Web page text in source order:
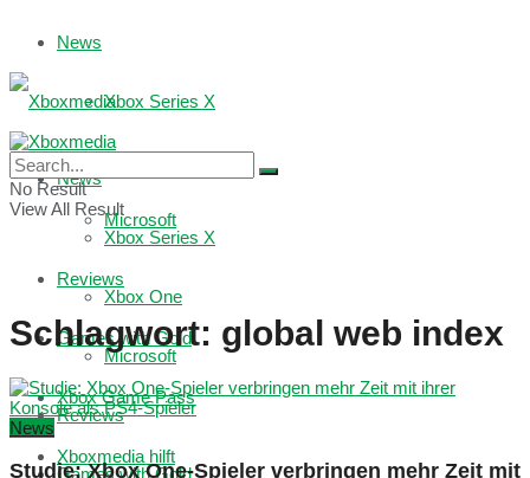
News
Xbox Series X
Microsoft
Reviews
Games with Gold
Xbox Game Pass
Xboxmedia hilft
News
Xbox Series X
Xbox One
Microsoft
Reviews
Games with Gold
No Result
View All Result
Schlagwort: global web index
News
Studie: Xbox One-Spieler verbringen mehr Zeit mit